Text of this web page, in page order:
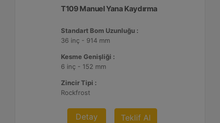
T109 Manuel Yana Kaydırma
Standart Bom Uzunluğu :
36 inç - 914 mm
Kesme Genişliği :
6 inç - 152 mm
Zincir Tipi :
Rockfrost
Detay Teklif Al